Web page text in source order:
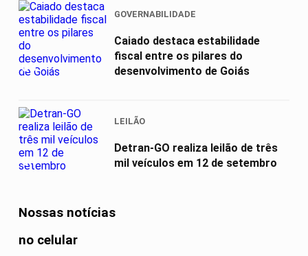
03
GOVERNABILIDADE
Caiado destaca estabilidade
fiscal entre os pilares do
desenvolvimento de Goiás
04
LEILÃO
Detran-GO realiza leilão de três
mil veículos em 12 de setembro
Nossas notícias
no celular